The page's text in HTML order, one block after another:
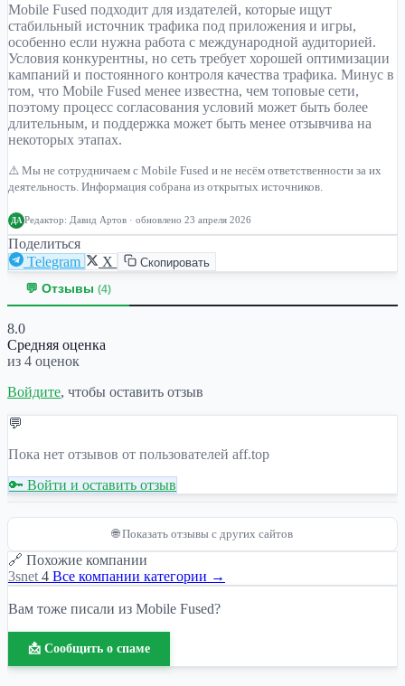
Mobile Fused подходит для издателей, которые ищут
стабильный источник трафика под приложения и игры,
особенно если нужна работа с международной аудиторией.
Условия конкурентны, но сеть требует хорошей оптимизации
кампаний и постоянного контроля качества трафика. Минус в
том, что Mobile Fused менее известна, чем топовые сети,
поэтому процесс согласования условий может быть более
длительным, и поддержка может быть менее отзывчива на
некоторых этапах.
⚠️ Мы не сотрудничаем с Mobile Fused и не несём ответственности за их
деятельность. Информация собрана из открытых источников.
ДА Редактор: Давид Артов · обновлено 23 апреля 2026
Поделиться
Telegram
X Скопировать
💬 Отзывы (4)
8.0
Средняя оценка
из 4 оценок
Войдите, чтобы оставить отзыв
💬
Пока нет отзывов от пользователей aff.top
🔑 Войти и оставить отзыв
🌐 Показать отзывы с других сайтов
🔗 Похожие компании
3snet 4 Все компании категории →
Вам тоже писали из Mobile Fused?
📩 Сообщить о спаме